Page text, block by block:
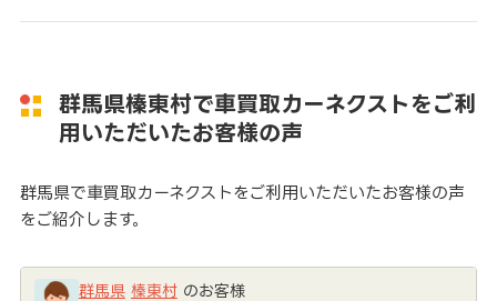
群馬県榛東村で車買取カーネクストをご利
用いただいたお客様の声
群馬県で車買取カーネクストをご利用いただいたお客様の声
をご紹介します。
群馬県 榛東村のお客様